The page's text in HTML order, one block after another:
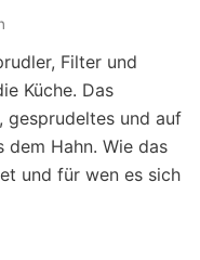
Filter und
Küche. Das
und auf
dem Hahn. Wie das
und für wen es sich